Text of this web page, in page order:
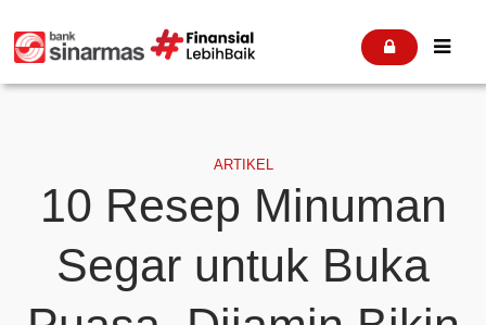
 
ARTIKEL
10 Resep Minuman
Segar untuk Buka